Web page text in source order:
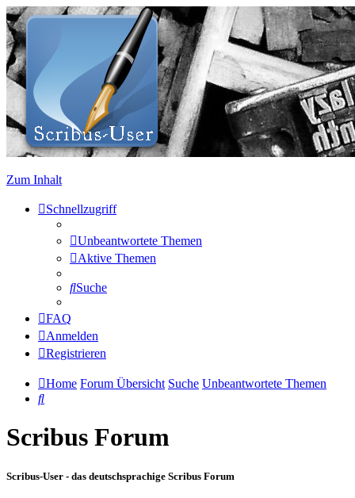
Zum Inhalt
Schnellzugriff
Unbeantwortete Themen
Aktive Themen
Suche
FAQ
Anmelden
Registrieren
Home Forum Übersicht Suche Unbeantwortete Themen
Suche
Scribus Forum
Scribus-User - das deutschsprachige Scribus Forum